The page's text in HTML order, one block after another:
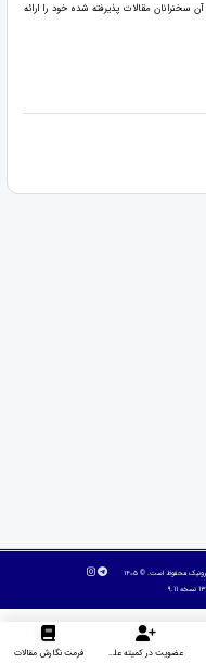
سخنرانان مقالات پذیرفته شده خود را ارائه
محفوظ است. © ۱۴۰۵
عضویت در کمیته علمی داوران فرمت نگارش مقالات